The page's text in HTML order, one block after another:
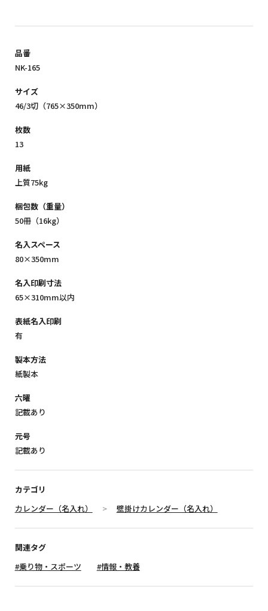
品番
NK-165
サイズ
46/3切（765×350mm）
枚数
13
用紙
上質75kg
梱包数（重量）
50冊（16kg）
名入スペース
80×350mm
名入印刷寸法
65×310mm以内
表紙名入印刷
有
製本方法
紙製本
六曜
記載あり
元号
記載あり
カテゴリ
カレンダー（名入れ）
壁掛けカレンダー（名入れ）
関連タグ
#乗り物・スポーツ
#情報・教養